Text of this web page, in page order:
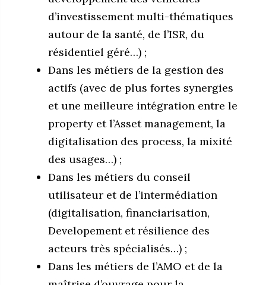
d’investissement multi-thématiques
autour de la santé, de l’ISR, du
résidentiel géré…) ;
Dans les métiers de la gestion des
actifs (avec de plus fortes synergies
et une meilleure intégration entre le
property et l’Asset management, la
digitalisation des process, la mixité
des usages…) ;
Dans les métiers du conseil
utilisateur et de l’intermédiation
(digitalisation, financiarisation,
Developement et résilience des
acteurs très spécialisés…) ;
Dans les métiers de l’AMO et de la